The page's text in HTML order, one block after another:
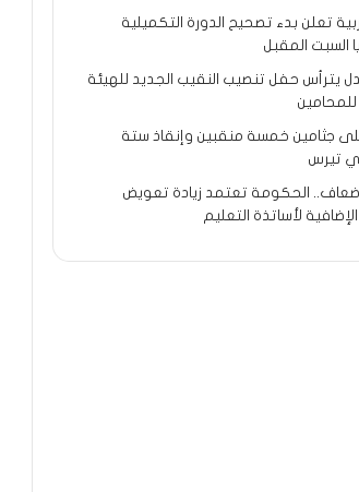
تعلن بدء تصحيح الدورة التكميلية
السبت المقبل
يترأس حفل تنصيب النقيب الجديد للهيئة
للمحامين
على جثامين خمسة منقبين وإنقاذ ستة
تيرس
الحكومة تعتمد زيادة تعويض
الإضافية لأساتذة التعليم